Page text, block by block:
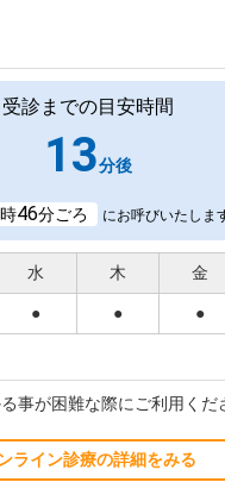
受診までの目安時間
13分後
時46分ごろ にお呼びいたしま
水 木 金
● ● ●
事が困難な際にご利用くだ
ライン診療の詳細をみる